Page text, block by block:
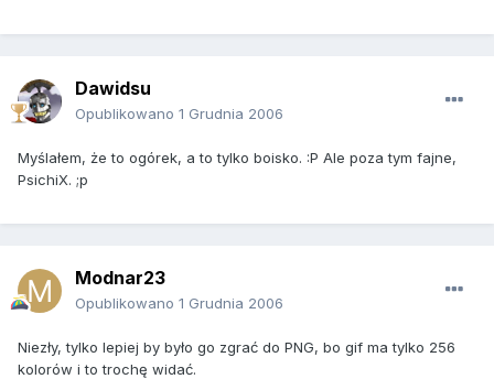
Dawidsu
Opublikowano 1 Grudnia 2006
Myślałem, że to ogórek, a to tylko boisko. :P Ale poza tym fajne,
PsichiX. ;p
Modnar23
Opublikowano 1 Grudnia 2006
Niezły, tylko lepiej by było go zgrać do PNG, bo gif ma tylko 256
kolorów i to trochę widać.